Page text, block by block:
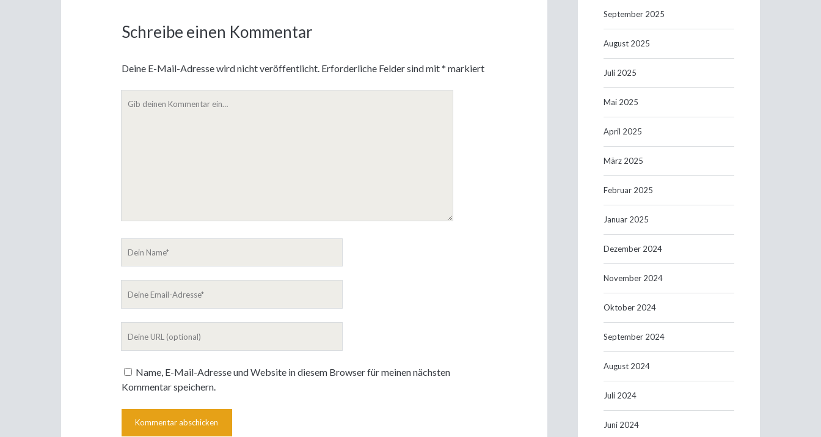
Schreibe einen Kommentar
Deine E-Mail-Adresse wird nicht veröffentlicht. Erforderliche Felder sind mit* markiert
Name, E-Mail-Adresse und Website in diesem Browser für meinen nächsten
Kommentar speichern.
September 2025
August 2025
Juli 2025
Mai 2025
April 2025
März 2025
Februar 2025
Januar 2025
Dezember 2024
November 2024
Oktober 2024
September 2024
August 2024
Juli 2024
Juni 2024